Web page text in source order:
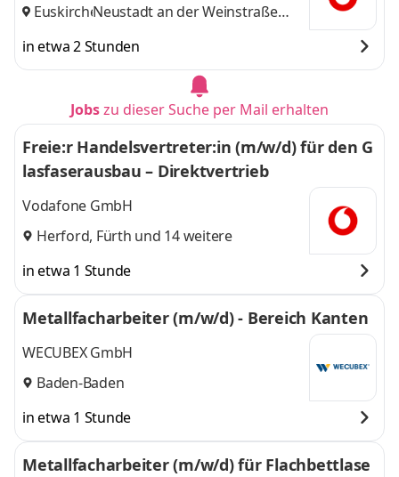
Euskirchen,
Neustadt an der Weinstraße
in etwa 2 Stunden
Jobszu dieser Suche per Mail erhalten
Freie:r Handelsvertreter:in (m/w/d) für den G
lasfaserausbau – Direktvertrieb
Vodafone GmbH
Herford, Fürth und 14 weitere
in etwa 1 Stunde
Metallfacharbeiter (m/w/d) - Bereich Kanten
WECUBEX GmbH
Baden-Baden
in etwa 1 Stunde
Metallfacharbeiter (m/w/d) für Flachbettlase